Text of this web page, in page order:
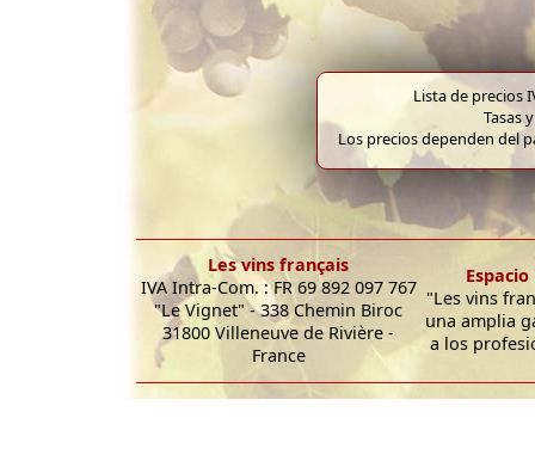
Lista de precios
Tasas
Los precios dependen del
Les vins français
IVA Intra-Com. : FR 69 892 097 767
"Le Vignet" - 338 Chemin Biroc
31800 Villeneuve de Rivière -
France
"Les vins
una amplia
a los